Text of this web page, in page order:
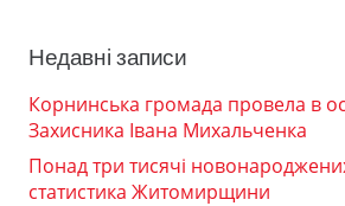
Недавні записи
Корнинська громада провела в
Захисника Івана Михальченка
Понад три тисячі
статистика Житомирщини